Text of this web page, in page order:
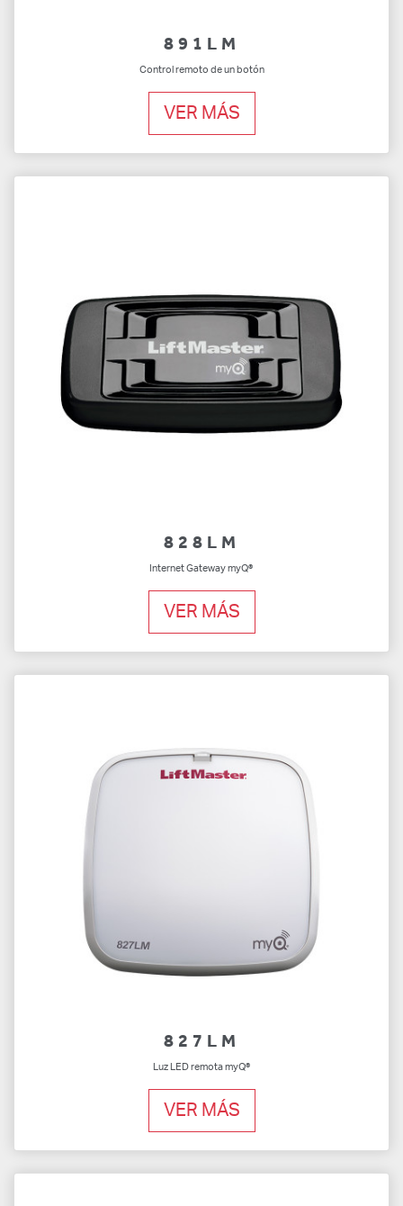
891LM
Control remoto de un botón
VER MÁS
828LM
Internet Gateway myQ®
VER MÁS
827LM
Luz LED remota myQ®
VER MÁS